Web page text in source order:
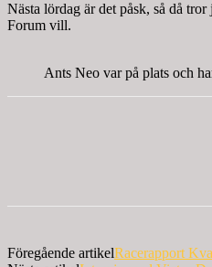
Nästa lördag är det påsk, så då
Forum vill.
Ants Neo var på plats och
Föregående artikelRacerapport